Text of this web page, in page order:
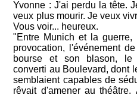
Yvonne : J'ai perdu la tête.
veux plus mourir. Je veux
Vous voir... heureux.
"Entre Munich et la
provocation, l'événement
bourse et son blason, le
converti au Boulevard, dont
semblaient capables de
rêvait d'amener au